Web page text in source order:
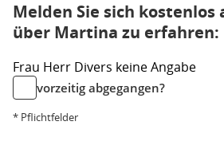
Melden Sie sich kostenlos
über Martina zu erfahren:
Frau Herr Divers keine Angabe
vorzeitig abgegangen?
* Pflichtfelder